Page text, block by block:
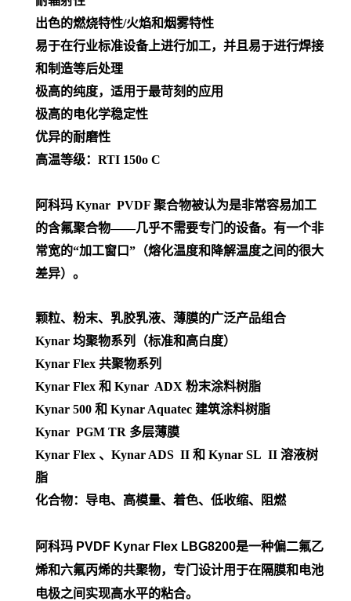
出色的燃烧特性/火焰和烟雾特性
易于在行业标准设备上进行加工，并且易于进行焊接
和制造等后处理
极高的纯度，适用于最苛刻的应用
极高的电化学稳定性
优异的耐磨性
高温等级：RTI 150o C
阿科玛 Kynar PVDF 聚合物被认为是非常容易加工
的含氟聚合物——几乎不需要专门的设备。有一个非
常宽的“加工窗口”（熔化温度和降解温度之间的很大
差异）。
颗粒、粉末、乳胶乳液、薄膜的广泛产品组合
Kynar 均聚物系列（标准和高白度）
Kynar Flex 共聚物系列
Kynar Flex 和 Kynar ADX 粉末涂料树脂
Kynar 500 和 Kynar Aquatec 建筑涂料树脂
Kynar PGM TR 多层薄膜
Kynar Flex 、Kynar ADS II 和 Kynar SL II 溶液树
脂
化合物：导电、高模量、着色、低收缩、阻燃
阿科玛 PVDF Kynar Flex LBG8200是一种偏二氟乙
烯和六氟丙烯的共聚物，专门设计用于在隔膜和电池
电极之间实现高水平的粘合。